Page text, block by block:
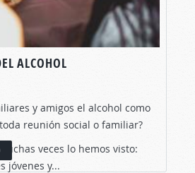
ALCOHOL
y amigos el alcohol como
reunión social o familiar?
veces lo hemos visto:
jóvenes y...